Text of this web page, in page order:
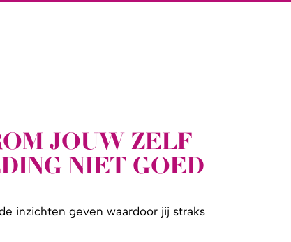
JOUW ZELF
NIET GOED
inzichten geven waardoor jij straks